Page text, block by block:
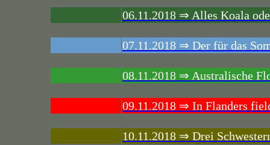
06.11.2018 ⇒ Alles Koala
07.11.2018 ⇒ Der für das
08.11.2018 ⇒ Australische
09.11.2018 ⇒ In Flanders
10.11.2018 ⇒ Drei